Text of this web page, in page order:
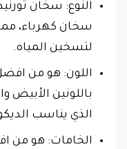
سخان كهرباء،
لتسخين المياه.
اللون: هو من
باللونين الأبيض
الذي يناسب
الخامات: هو من